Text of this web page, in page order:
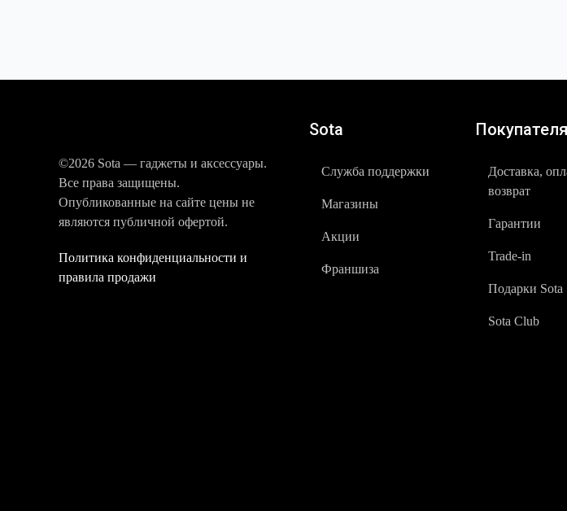
©2026 Sota — гаджеты и аксессуары.
Все права защищены.
Опубликованные на сайте цены не
являются публичной офертой.
Политика конфиденциальности и
правила продажи
Sota
Служба поддержки
Магазины
Акции
Франшиза
Доставка,
возврат
Гарантии
Trade-in
Подарки Sota
Sota Club